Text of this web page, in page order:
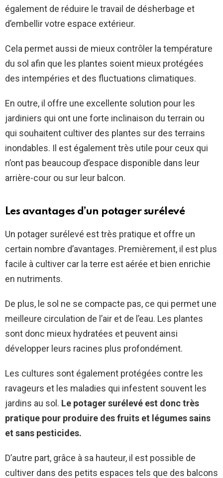
également de réduire le travail de désherbage et
d’embellir votre espace extérieur.
Cela permet aussi de mieux contrôler la température
du sol afin que les plantes soient mieux protégées
des intempéries et des fluctuations climatiques.
En outre, il offre une excellente solution pour les
jardiniers qui ont une forte inclinaison du terrain ou
qui souhaitent cultiver des plantes sur des terrains
inondables. Il est également très utile pour ceux qui
n’ont pas beaucoup d’espace disponible dans leur
arrière-cour ou sur leur balcon.
Les avantages d’un potager surélevé
Un potager surélevé est très pratique et offre un
certain nombre d’avantages. Premièrement, il est plus
facile à cultiver car la terre est aérée et bien enrichie
en nutriments.
De plus, le sol ne se compacte pas, ce qui permet une
meilleure circulation de l’air et de l’eau. Les plantes
sont donc mieux hydratées et peuvent ainsi
développer leurs racines plus profondément.
Les cultures sont également protégées contre les
ravageurs et les maladies qui infestent souvent les
jardins au sol. Le potager surélevé est donc très
pratique pour produire des fruits et légumes sains
et sans pesticides.
D’autre part, grâce à sa hauteur, il est possible de
cultiver dans des petits espaces tels que des balcons